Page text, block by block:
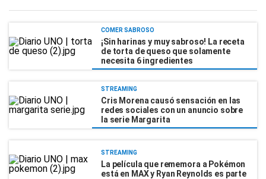
COMER SABROSO
¡Sin harinas y muy sabroso! La receta
de torta de queso que solamente
necesita 6 ingredientes
STREAMING
Cris Morena causó sensación en las
redes sociales con un anuncio sobre
la serie Margarita
STREAMING
La película que rememora a Pokémon
está en MAX y Ryan Reynolds es parte